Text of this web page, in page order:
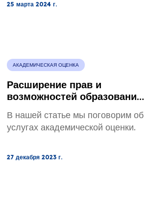
25 марта 2024 г.
АКАДЕМИЧЕСКАЯ ОЦЕНКА
Расширение прав и
возможностей образования:
понимание услуг
академической оценки
В нашей статье мы поговорим об
услугах академической оценки.
27 декабря 2023 г.